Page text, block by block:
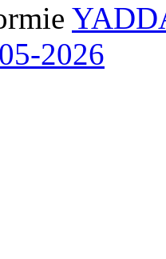
2026